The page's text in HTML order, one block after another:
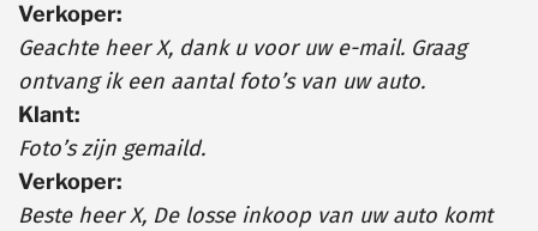
Verkoper:
Geachte heer X, dank u voor uw e-mail. Graag
ontvang ik een aantal foto’s van uw auto.
Klant:
Foto’s zijn gemaild.
Verkoper:
Beste heer X, De losse inkoop van uw auto komt